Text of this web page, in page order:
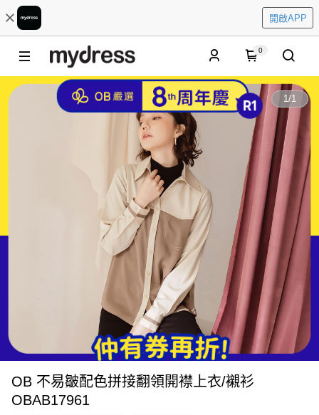
開啟APP
0
1/1
OB 不易皺配色拼接翻領開襟上衣/襯衫
OBAB17961